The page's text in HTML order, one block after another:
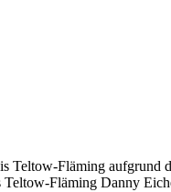
Fläming aufgrund
Fläming Danny